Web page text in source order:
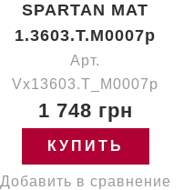
SPARTAN MAT
1.3603.T.M0007p
Арт.
Vx13603.T_M0007p
1 748 грн
КУПИТЬ
Добавить в сравнение